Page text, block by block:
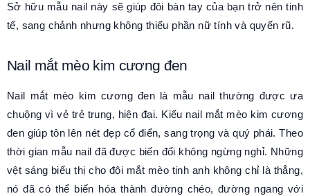
Sở hữu mẫu nail này sẽ giúp đôi bàn tay của bạn trở nên tinh
tế, sang chảnh nhưng không thiếu phần nữ tính và quyến rũ.
Nail mắt mèo kim cương đen
Nail mắt mèo kim cương đen là mẫu nail thường được ưa
chuộng vì vẻ trẻ trung, hiện đại. Kiểu nail mắt mèo kim cương
đen giúp tôn lên nét đẹp cổ điển, sang trọng và quý phái. Theo
thời gian mẫu nail đã được biến đổi không ngừng nghỉ. Những
vệt sáng biểu thị cho đôi mắt mèo tinh anh không chỉ là thẳng,
nó đã có thể biến hóa thành đường chéo, đường ngang với